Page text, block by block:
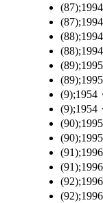
(9);1954
(9);1954